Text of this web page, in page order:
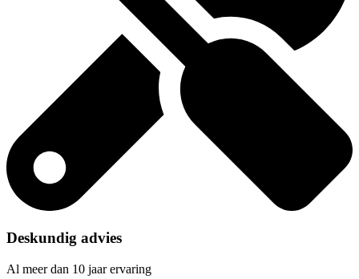
Deskundig advies
Al meer dan 10 jaar ervaring